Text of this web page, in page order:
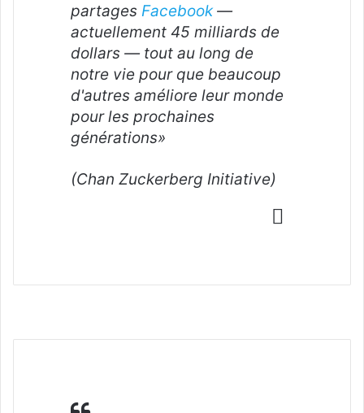
partages Facebook—
actuellement 45 milliards de
dollars — tout au long de
notre vie pour que beaucoup
d'autres améliore leur monde
pour les prochaines
générations»
(Chan Zuckerberg Initiative)